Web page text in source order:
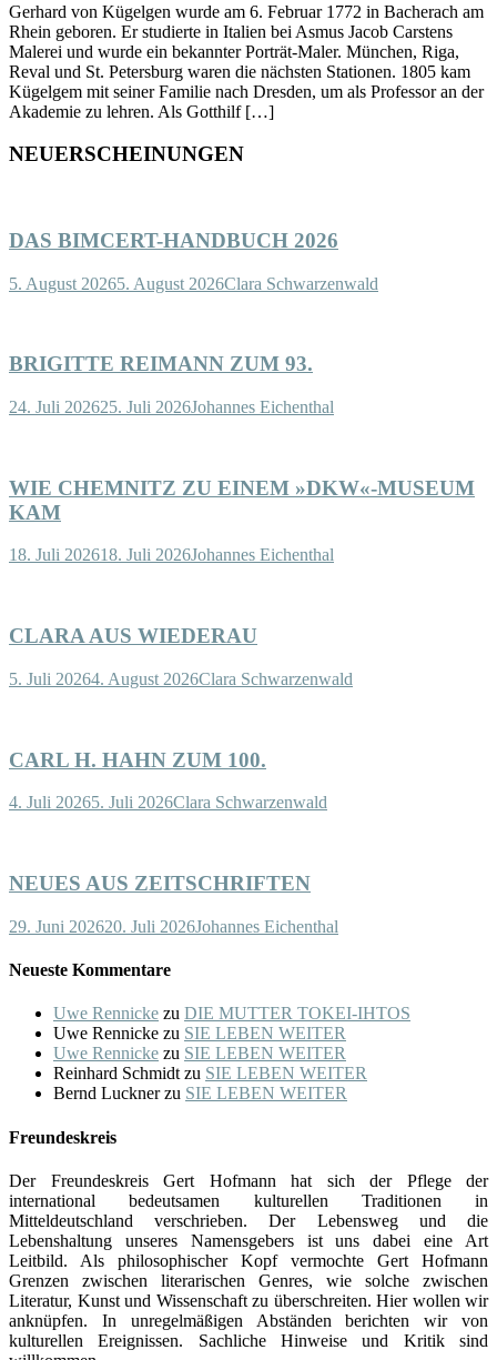
Gerhard von Kügelgen wurde am 6. Februar 1772 in Bacherach am
Rhein geboren. Er studierte in Italien bei Asmus Jacob Carstens
Malerei und wurde ein bekannter Porträt-Maler. München, Riga,
Reval und St. Petersburg waren die nächsten Stationen. 1805 kam
Kügelgem mit seiner Familie nach Dresden, um als Professor an der
Akademie zu lehren. Als Gotthilf […]
NEUERSCHEINUNGEN
DAS BIMCERT-HANDBUCH 2026
5. August 20265. August 2026Clara Schwarzenwald
BRIGITTE REIMANN ZUM 93.
24. Juli 202625. Juli 2026Johannes Eichenthal
WIE CHEMNITZ ZU EINEM »DKW«-MUSEUM
KAM
18. Juli 202618. Juli 2026Johannes Eichenthal
CLARA AUS WIEDERAU
5. Juli 20264. August 2026Clara Schwarzenwald
CARL H. HAHN ZUM 100.
4. Juli 20265. Juli 2026Clara Schwarzenwald
NEUES AUS ZEITSCHRIFTEN
29. Juni 202620. Juli 2026Johannes Eichenthal
Neueste Kommentare
Uwe Rennicke zu DIE MUTTER TOKEI-IHTOS
Uwe Rennicke zu SIE LEBEN WEITER
Uwe Rennicke zu SIE LEBEN WEITER
Reinhard Schmidt zu SIE LEBEN WEITER
Bernd Lucknerzu SIE LEBEN WEITER
Freundeskreis
Der Freundeskreis Gert Hofmann hat sich der Pflege der
international bedeutsamen kulturellen Traditionen in
Mitteldeutschland verschrieben. Der Lebensweg und die
Lebenshaltung unseres Namensgebers ist uns dabei eine Art
Leitbild. Als philosophischer Kopf vermochte Gert Hofmann
Grenzen zwischen literarischen Genres, wie solche zwischen
Literatur, Kunst und Wissenschaft zu überschreiten. Hier wollen wir
anknüpfen. In unregelmäßigen Abständen berichten wir von
kulturellen Ereignissen. Sachliche Hinweise und Kritik sind